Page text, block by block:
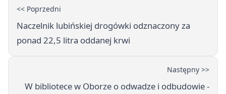
<< Poprzedni
Naczelnik lubińskiej drogówki odznaczony za
ponad 22,5 litra oddanej krwi
Następny >>
W bibliotece w Oborze o odwadze i odbudowie -